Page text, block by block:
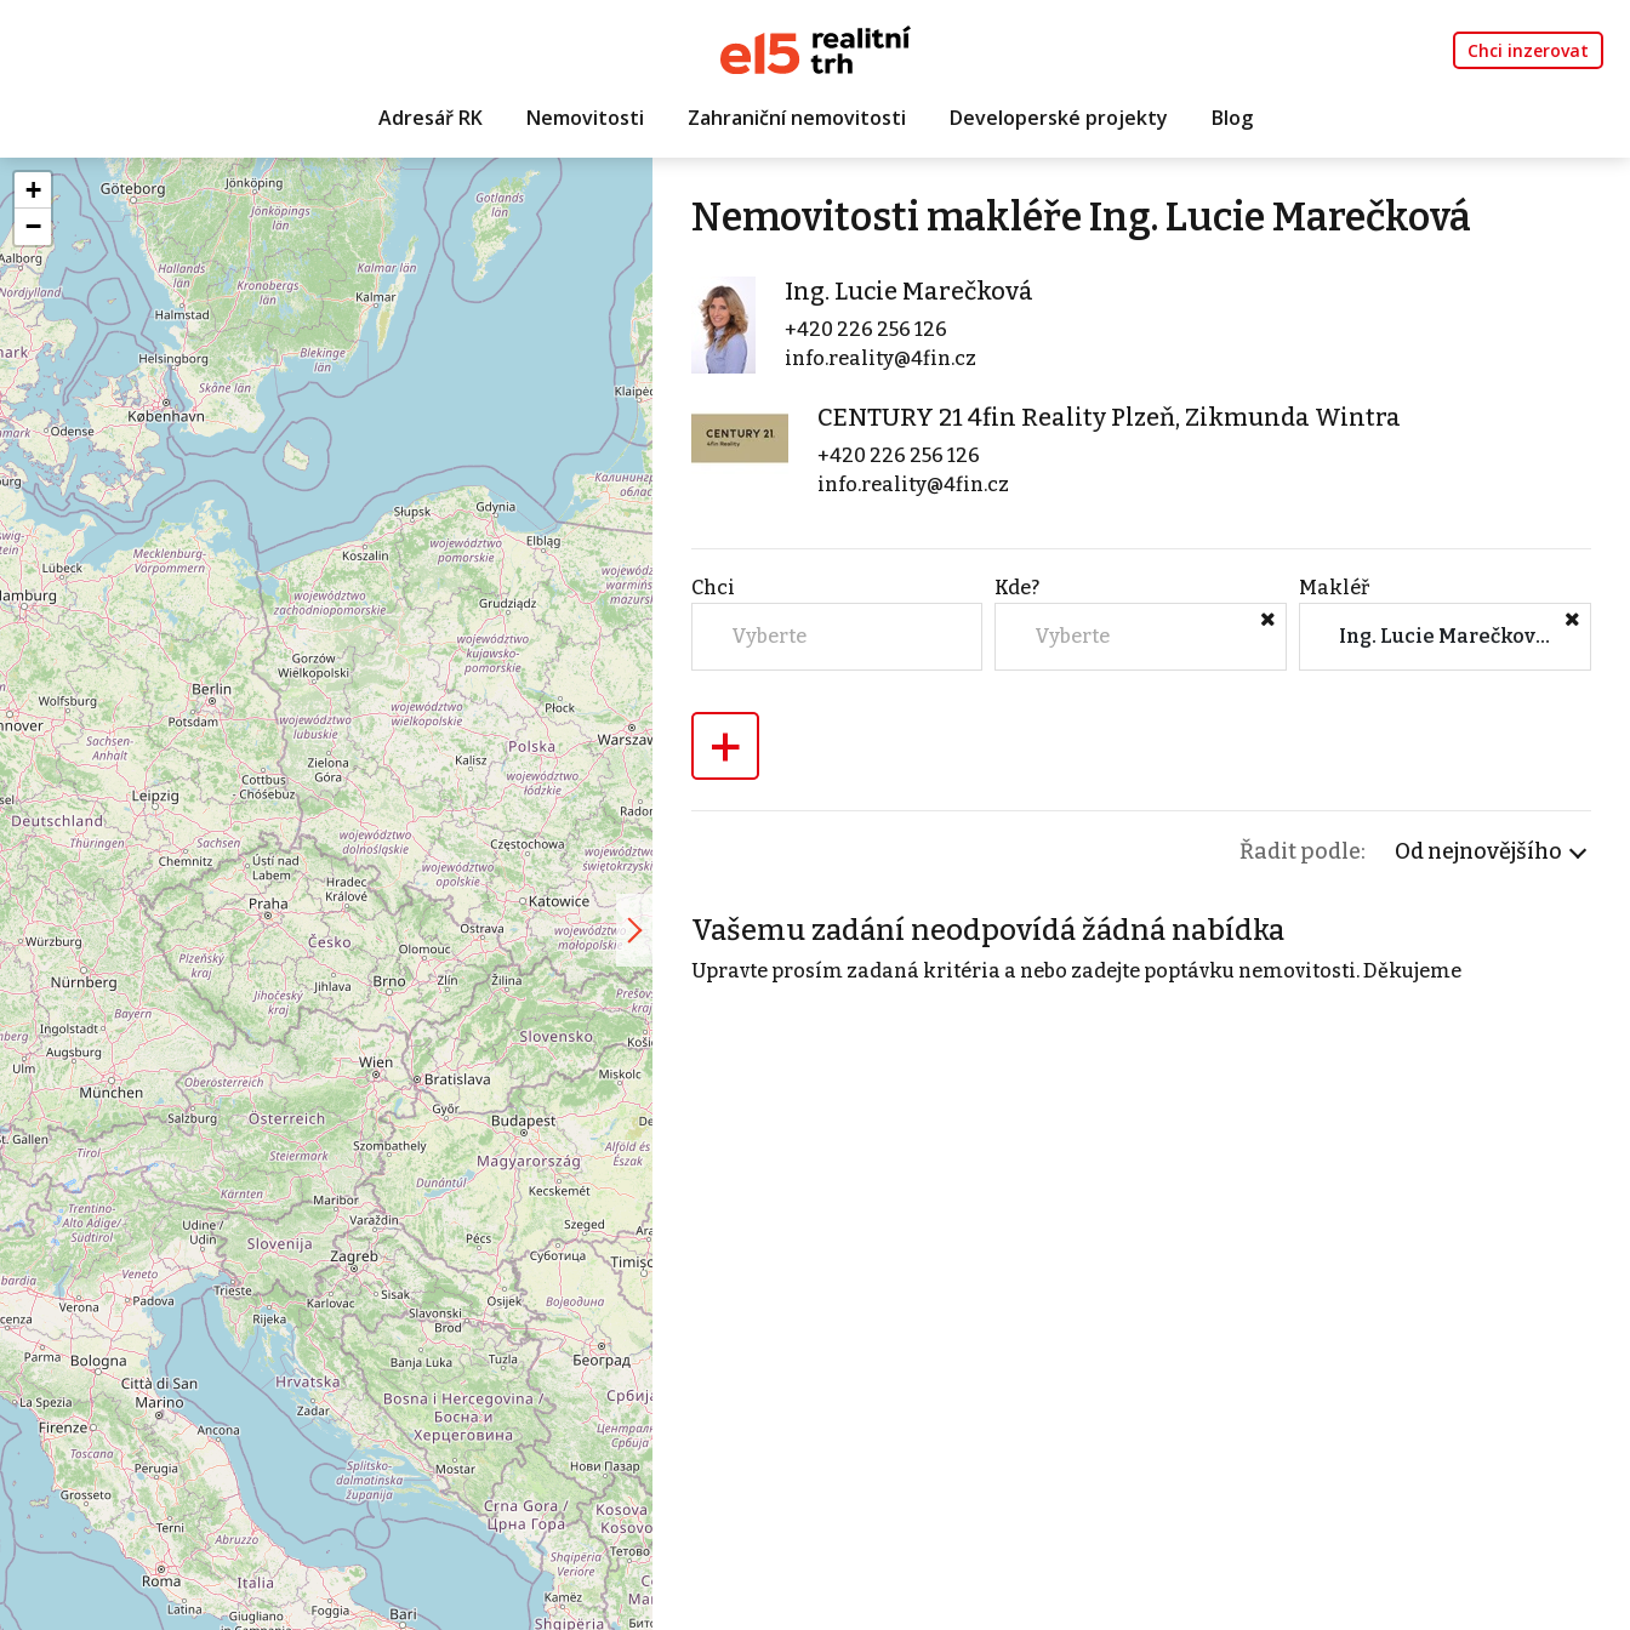
Chci inzerovat
Adresář RK Nemovitosti Zahraniční nemovitosti Developerské projekty Blog
+
−
Nemovitosti makléře Ing. Lucie Marečková
Ing. Lucie Marečková
+420 226 256 126
info.reality@4fin.cz
CENTURY 21 4fin Reality Plzeň, Zikmunda Wintra
+420 226 256 126
info.reality@4fin.cz
Chci
Vyberte
Kde?
Vyberte
Makléř
Ing. Lucie Marečková (CENTURY 21 4fin Reality Plzeň, Zikmunda Wintra)
+
Řadit podle: Od nejnovějšího
Vašemu zadání neodpovídá žádná nabídka
Upravte prosím zadaná kritéria a nebo zadejte poptávku nemovitosti. Děkujeme